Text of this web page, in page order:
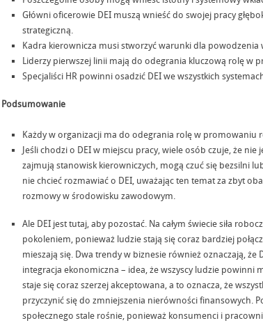
Główni oficerowie DEI muszą wnieść do swojej pracy
strategiczną.
Kadra kierownicza musi stworzyć warunki dla powodzenia
Liderzy pierwszej linii mają do odegrania kluczową rolę w
Specjaliści HR powinni osadzić DEI we wszystkich
Podsumowanie
Każdy w organizacji ma do odegrania rolę w promowaniu
Jeśli chodzi o DEI w miejscu pracy, wiele osób czuje, że
zajmują stanowisk kierowniczych, mogą czuć się bezsilni
nie chcieć rozmawiać o DEI, uważając ten temat za zbyt
rozmowy w środowisku zawodowym.
Ale DEI jest tutaj, aby pozostać. Na całym świecie siła
pokoleniem, ponieważ ludzie stają się coraz bardziej
mieszają się. Dwa trendy w biznesie również oznaczają,
integracja ekonomiczna – idea, że wszyscy ludzie powinni
staje się coraz szerzej akceptowana, a to oznacza, że
przyczynić się do zmniejszenia nierówności finansowych.
społecznego stale rośnie, ponieważ konsumenci i